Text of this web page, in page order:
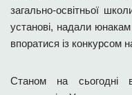
загально-освітньої
установі, надали юнакам
впоратися із конкурсом
Станом на сьогодні